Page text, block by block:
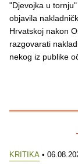
"Djevojka u
objavila
Hrvatskoj nakon
razgovarati
nekog iz publike
KRITIKA •